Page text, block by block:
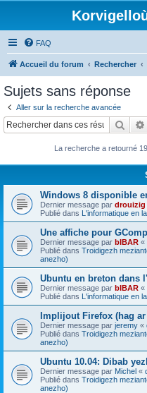
FAQ
Accueil du forum Rechercher
Sujets sans réponse
Aller sur la recherche avancée
La recherche a retourné
Windows 8 disponible
Dernier message par drouizig
Publié dans L'informatique en
Une affiche pour
Dernier message par bIBAR «
Publié dans Troidigezh
anezho)
Ubuntu en breton dans
Dernier message par bIBAR «
Publié dans L'informatique en
Implijout Firefox (hag
Dernier message par jeremy «
Publié dans Troidigezh
anezho)
Ubuntu 10.04: Dibab
Dernier message par Michel «
Publié dans Troidigezh
anezho)